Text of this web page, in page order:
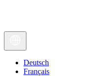
Deutsch
Français